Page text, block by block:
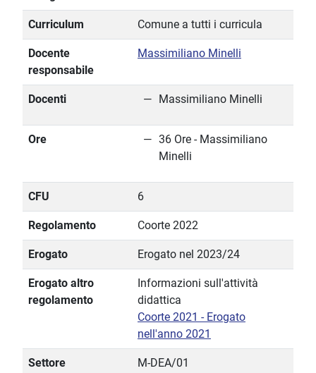
Curriculum Comune a tutti i curricula
Docente
responsabile
Massimiliano Minelli
Docenti Massimiliano Minelli
Ore
36 Ore - Massimiliano
Minelli
CFU 6
Regolamento Coorte 2022
Erogato Erogato nel 2023/24
Erogato altro
regolamento
Informazioni sull'attività
didattica
Coorte 2021 - Erogato
nell'anno 2021
Settore M-DEA/01